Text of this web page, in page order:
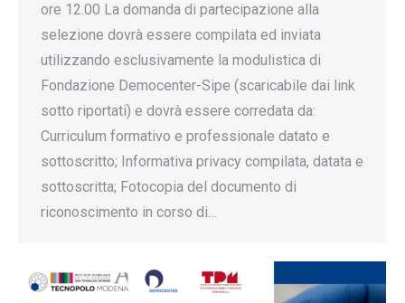
ore 12.00 La domanda di partecipazione alla
selezione dovrà essere compilata ed inviata
utilizzando esclusivamente la modulistica di
Fondazione Democenter-Sipe (scaricabile dai link
sotto riportati) e dovrà essere corredata da:
Curriculum formativo e professionale datato e
sottoscritto; Informativa privacy compilata, datata e
sottoscritta; Fotocopia del documento di
riconoscimento in corso di…